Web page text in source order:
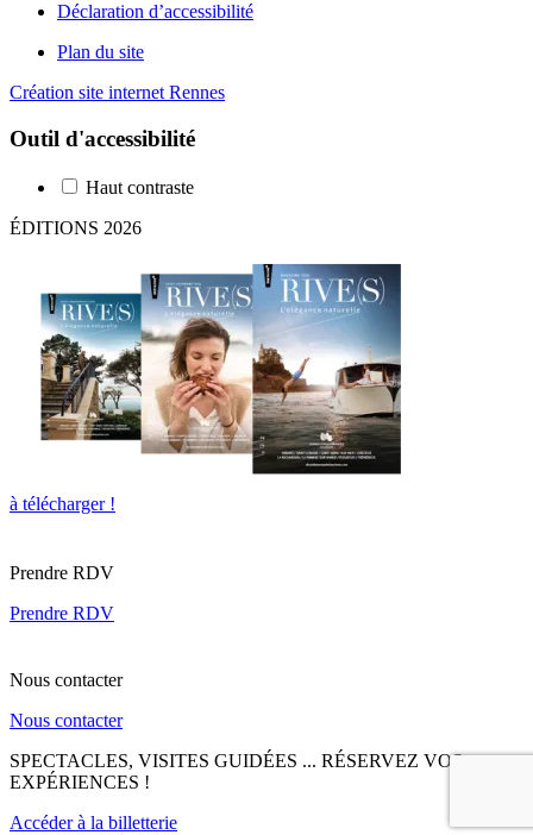
Déclaration d’accessibilité
Plan du site
Création site internet Rennes
Outil d'accessibilité
Haut contraste
ÉDITIONS 2026
à télécharger !
Prendre RDV
Prendre RDV
Nous contacter
Nous contacter
SPECTACLES, VISITES GUIDÉES ... RÉSERVEZ VOS
EXPÉRIENCES !
Accéder à la billetterie